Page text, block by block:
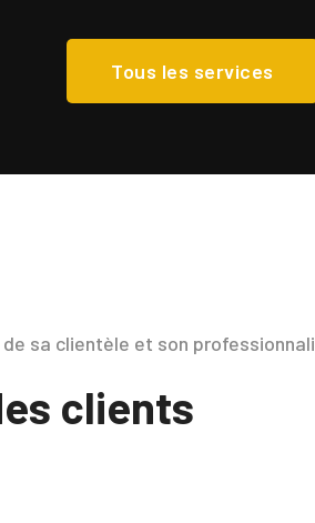
Tous les services
sa clientèle et son
clients